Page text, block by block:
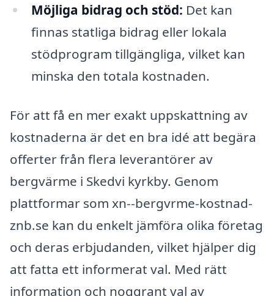
Möjliga bidrag och stöd: Det kan
finnas statliga bidrag eller lokala
stödprogram tillgängliga, vilket kan
minska den totala kostnaden.
För att få en mer exakt uppskattning av
kostnaderna är det en bra idé att begära
offerter från flera leverantörer av
bergvärme i Skedvi kyrkby. Genom
plattformar som xn--bergvrme-kostnad-
znb.se kan du enkelt jämföra olika företag
och deras erbjudanden, vilket hjälper dig
att fatta ett informerat val. Med rätt
information och noggrant val av